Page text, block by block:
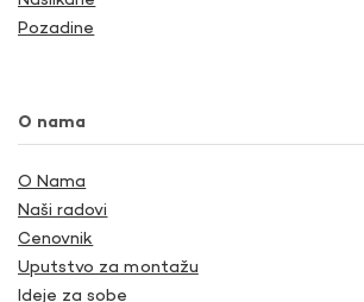
Pozadine
O nama
O Nama
Naši radovi
Cenovnik
Uputstvo za montažu
Ideje za sobe